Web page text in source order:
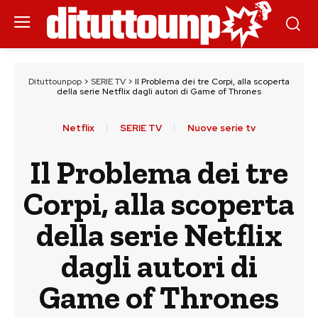
Dituttounpop > SERIE TV > Il Problema dei tre Corpi, alla scoperta
della serie Netflix dagli autori di Game of Thrones
Netflix SERIE TV Nuove serie tv
Il Problema dei tre
Corpi, alla scoperta
della serie Netflix
dagli autori di
Game of Thrones